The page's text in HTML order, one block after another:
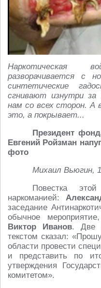
Наркотическая
разворачивается с
синтетические
сгнивают изнутри
нам со всех сторон. А
это, а покрывает...
Президент
Евгений Ройзман
фото
Михаил Вьюгин,
Повестка
наркоманией:
заседание
обычное
Виктор Иванов. Две
текстом сказал:
области провести
и представить по
утверждения
комитетом».